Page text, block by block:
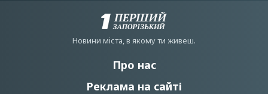
Новини мiста, в якому ти живеш.
Про нас
Реклама на сайті